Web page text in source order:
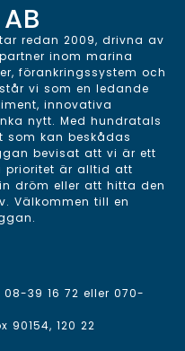
redan 2009, drivna av
inom marina
förankringssystem och
vi som en ledande
innovativa
nytt. Med hundratals
som kan beskådas
bevisat att vi är ett
prioritet är alltid att
dröm eller att hitta den
Välkommen till en
08-39 16 72 eller 070-
90154, 120 22